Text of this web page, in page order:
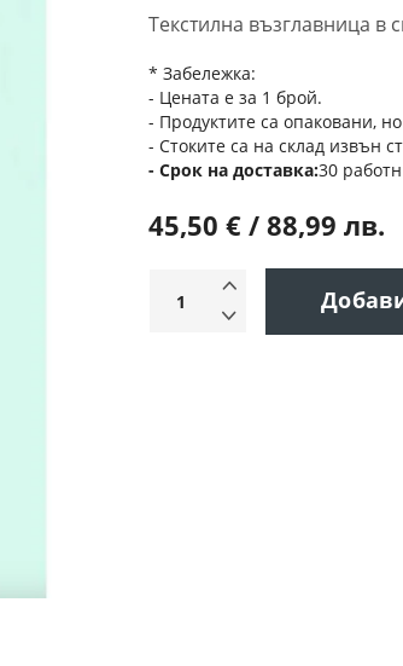
Текстилна възглавница в
* Забележка:
- Цената е за 1 брой.
- Продуктите са опаковани,
- Стоките са на склад извън
Срок на доставка 30
45,50 € / 88,99 лв.